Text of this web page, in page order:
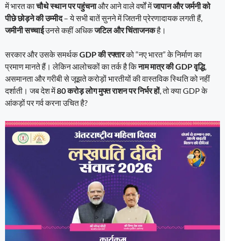
में भारत काचौथे स्थान पर पहुंचनाऔर आने वाले वर्षों मेंजापान और जर्मनी को
पीछे छोड़ने की उम्मीद– ये सभी बातें सुनने में जितनी प्रेरणादायक लगती हैं,
जमीनी सच्चाईउनसे कहीं अधिकजटिल और चिंताजनकहै।
सरकार और उसके समर्थकGDP की रफ्तारको “नए भारत” के निर्माण का
प्रमाण मानते हैं। लेकिन आलोचकों का तर्क है किनाम मात्र की GDP वृद्धि,
असमानता और गरीबी से जूझते करोड़ों भारतीयों की वास्तविक स्थिति को नहीं
दर्शाती। जब देश में80 करोड़ लोग मुफ्त राशन पर निर्भर हों, तो क्या GDP के
आंकड़ों पर गर्व करना उचित है?